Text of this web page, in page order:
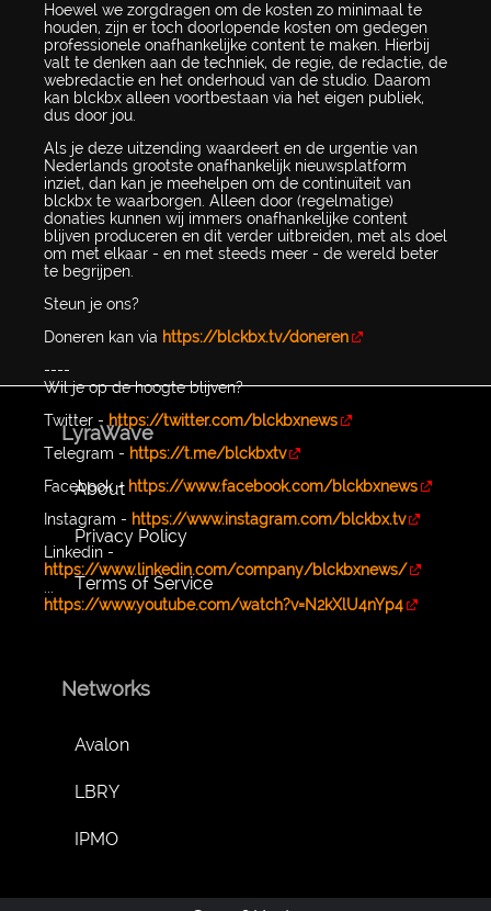
Hoewel we zorgdragen om de kosten zo minimaal te
houden, zijn er toch doorlopende kosten om gedegen
professionele onafhankelijke content te maken. Hierbij
valt te denken aan de techniek, de regie, de redactie, de
webredactie en het onderhoud van de studio. Daarom
kan blckbx alleen voortbestaan via het eigen publiek,
dus door jou.
Als je deze uitzending waardeert en de urgentie van
Nederlands grootste onafhankelijk nieuwsplatform
inziet, dan kan je meehelpen om de continuïteit van
blckbx te waarborgen. Alleen door (regelmatige)
donaties kunnen wij immers onafhankelijke content
blijven produceren en dit verder uitbreiden, met als doel
om met elkaar - en met steeds meer - de wereld beter
te begrijpen.
Steun je ons?
Doneren kan via https://blckbx.tv/doneren
----
Wil je op de hoogte blijven?
Twitter -https://twitter.com/blckbxnews
Telegram - https://t.me/blckbxtv
Facebook - https://www.facebook.com/blckbxnews
Instagram - https://www.instagram.com/blckbx.tv
Linkedin -
https://www.linkedin.com/company/blckbxnews/
...
https://www.youtube.com/watch?v=N2kXlU4nYp4
LyraWave
About
Privacy Policy
Terms of Service
Networks
Avalon
LBRY
IPMO